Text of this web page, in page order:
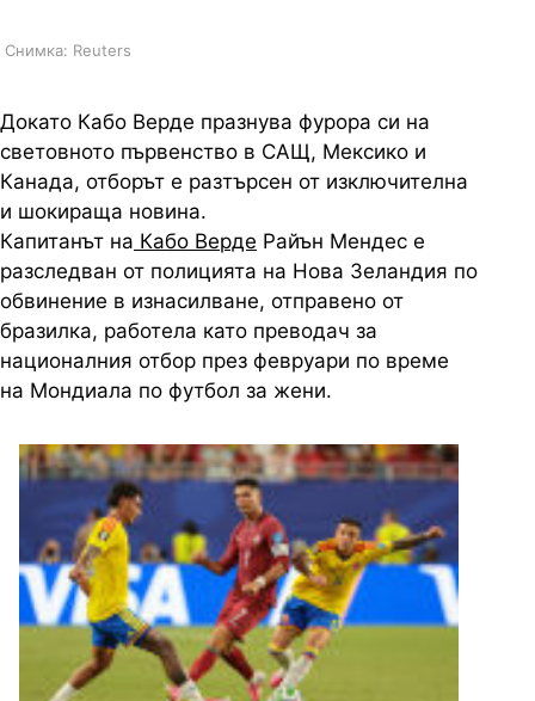
Снимка: Reuters
Докато Кабо Верде празнува фурора си на
световното първенство в САЩ, Мексико и
Канада, отборът е разтърсен от изключителна
и шокираща новина.
Капитанът на Кабо Верде Райън Мендес е
разследван от полицията на Нова Зеландия по
обвинение в изнасилване, отправено от
бразилка, работела като преводач за
националния отбор през февруари по време
на Мондиала по футбол за жени.